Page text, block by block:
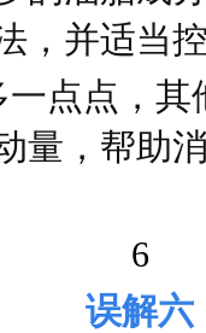
，并适当
一点点，
量，帮助
6
误解六